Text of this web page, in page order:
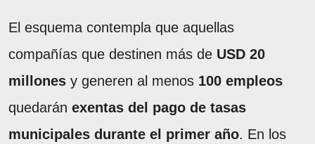
El esquema contempla que aquellas
compañías que destinen más de USD 20
millones y generen al menos 100 empleos
quedarán exentas del pago de tasas
municipales durante el primer año. En los